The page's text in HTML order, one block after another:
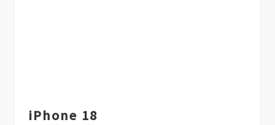
iPhone 18